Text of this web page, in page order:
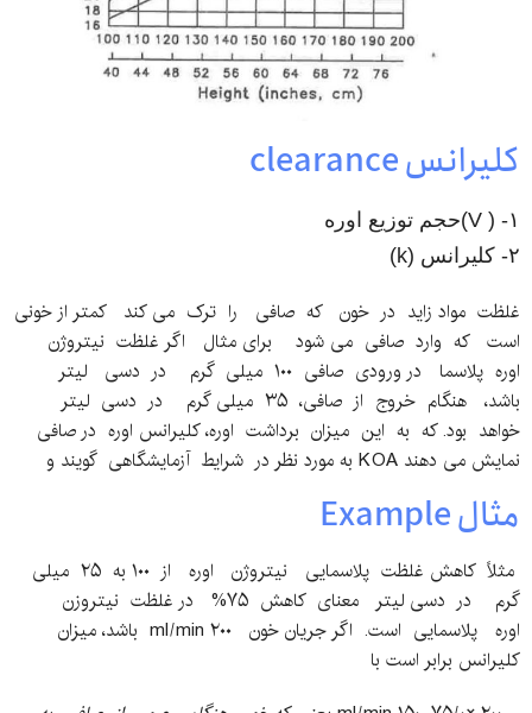
کلیرانس clearance
۱- ( V)حجم توزیع اوره
۲- کلیرانس (k)
غلظت مواد زاید در خون که صافی را ترک می کند کمتر از خونی
است که وارد صافی می شود برای مثال اگر غلظت نیتروژن
اوره پلاسما در ورودی صافی ۱۰۰ میلی گرم در دسی لیتر
باشد، هنگام خروج از صافی، ۳۵ میلی گرم در دسی لیتر
خواهد بود. که به این میزان برداشت اوره، کلیرانس اوره در صافی
نمایش می دهند KOA به مورد نظر در شرایط آزمایشگاهی گویند و
مثال Example
مثلاً کاهش غلظت پلاسمایی نیتروژن اوره از ۱۰۰ به ۲۵ میلی
گرم در دسی لیتر معنای کاهش ۷۵% در غلظت نیتروزن
اوره پلاسمایی است. اگر جریان خون ۲۰۰ ml/min باشد، میزان
کلیرانس برابر است با